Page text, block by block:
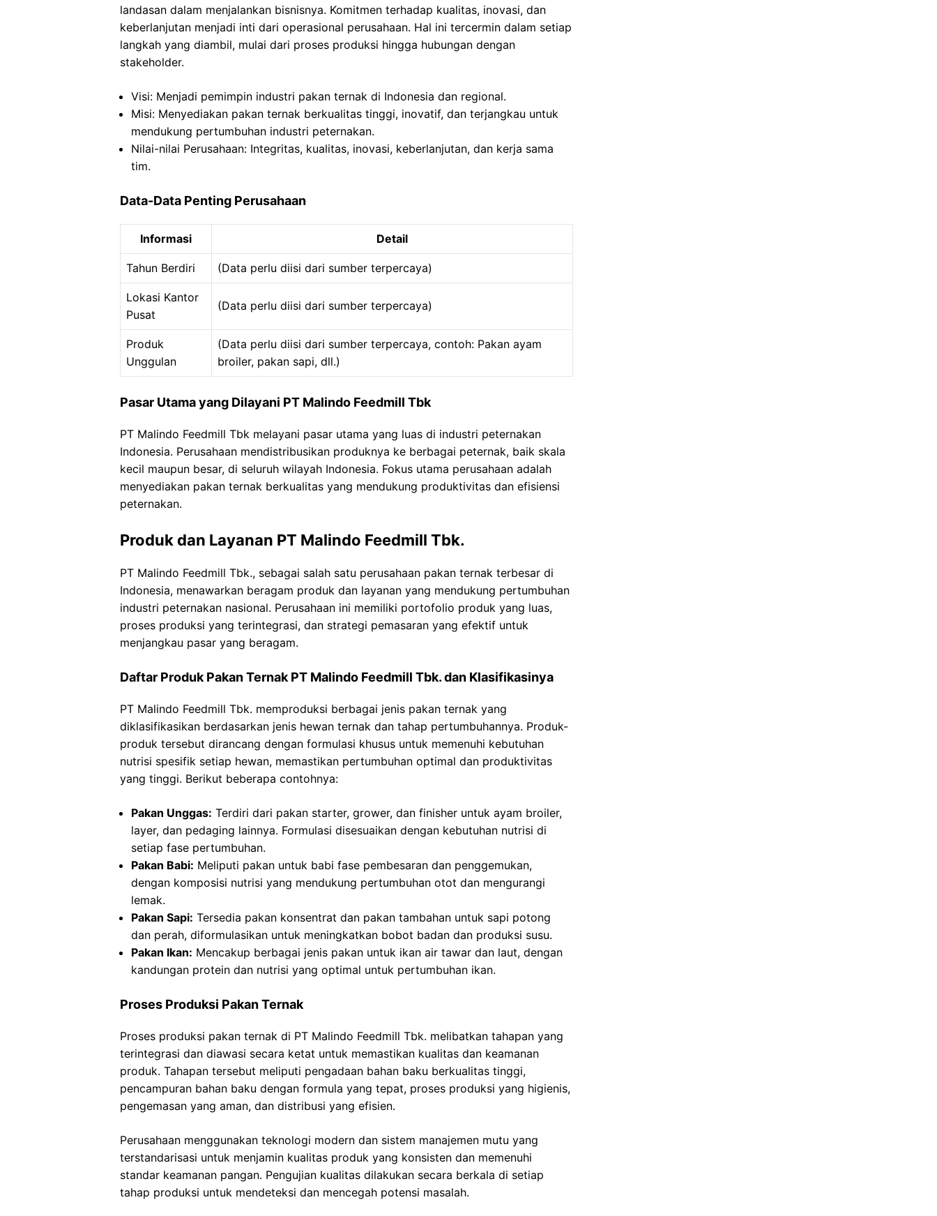
landasan dalam menjalankan bisnisnya. Komitmen terhadap kualitas, inovasi, dan
keberlanjutan menjadi inti dari operasional perusahaan. Hal ini tercermin dalam setiap
langkah yang diambil, mulai dari proses produksi hingga hubungan dengan
stakeholder.
Visi: Menjadi pemimpin industri pakan ternak di Indonesia dan regional.
Misi: Menyediakan pakan ternak berkualitas tinggi, inovatif, dan terjangkau untuk
mendukung pertumbuhan industri peternakan.
Nilai-nilai Perusahaan: Integritas, kualitas, inovasi, keberlanjutan, dan kerja sama
tim.
Data-Data Penting Perusahaan
Informasi Detail
Tahun Berdiri (Data perlu diisi dari sumber terpercaya)
Lokasi Kantor
Pusat
(Data perlu diisi dari sumber terpercaya)
Produk
Unggulan
(Data perlu diisi dari sumber terpercaya, contoh: Pakan ayam
broiler, pakan sapi, dll.)
Pasar Utama yang Dilayani PT Malindo Feedmill Tbk
PT Malindo Feedmill Tbk melayani pasar utama yang luas di industri peternakan
Indonesia. Perusahaan mendistribusikan produknya ke berbagai peternak, baik skala
kecil maupun besar, di seluruh wilayah Indonesia. Fokus utama perusahaan adalah
menyediakan pakan ternak berkualitas yang mendukung produktivitas dan efisiensi
peternakan.
Produk dan Layanan PT Malindo Feedmill Tbk.
PT Malindo Feedmill Tbk., sebagai salah satu perusahaan pakan ternak terbesar di
Indonesia, menawarkan beragam produk dan layanan yang mendukung pertumbuhan
industri peternakan nasional. Perusahaan ini memiliki portofolio produk yang luas,
proses produksi yang terintegrasi, dan strategi pemasaran yang efektif untuk
menjangkau pasar yang beragam.
Daftar Produk Pakan Ternak PT Malindo Feedmill Tbk. dan Klasifikasinya
PT Malindo Feedmill Tbk. memproduksi berbagai jenis pakan ternak yang
diklasifikasikan berdasarkan jenis hewan ternak dan tahap pertumbuhannya. Produk-
produk tersebut dirancang dengan formulasi khusus untuk memenuhi kebutuhan
nutrisi spesifik setiap hewan, memastikan pertumbuhan optimal dan produktivitas
yang tinggi. Berikut beberapa contohnya:
Pakan Unggas: Terdiri dari pakan starter, grower, dan finisher untuk ayam broiler,
layer, dan pedaging lainnya. Formulasi disesuaikan dengan kebutuhan nutrisi di
setiap fase pertumbuhan.
Pakan Babi: Meliputi pakan untuk babi fase pembesaran dan penggemukan,
dengan komposisi nutrisi yang mendukung pertumbuhan otot dan mengurangi
lemak.
Pakan Sapi: Tersedia pakan konsentrat dan pakan tambahan untuk sapi potong
dan perah, diformulasikan untuk meningkatkan bobot badan dan produksi susu.
Pakan Ikan: Mencakup berbagai jenis pakan untuk ikan air tawar dan laut, dengan
kandungan protein dan nutrisi yang optimal untuk pertumbuhan ikan.
Proses Produksi Pakan Ternak
Proses produksi pakan ternak di PT Malindo Feedmill Tbk. melibatkan tahapan yang
terintegrasi dan diawasi secara ketat untuk memastikan kualitas dan keamanan
produk. Tahapan tersebut meliputi pengadaan bahan baku berkualitas tinggi,
pencampuran bahan baku dengan formula yang tepat, proses produksi yang higienis,
pengemasan yang aman, dan distribusi yang efisien.
Perusahaan menggunakan teknologi modern dan sistem manajemen mutu yang
terstandarisasi untuk menjamin kualitas produk yang konsisten dan memenuhi
standar keamanan pangan. Pengujian kualitas dilakukan secara berkala di setiap
tahap produksi untuk mendeteksi dan mencegah potensi masalah.